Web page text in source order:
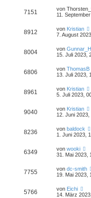
7151 von
11.
8912 von Kristian
7. August
8004 von
15. Juli 2023,
6806 von ThomasB
13. Juli 2023,
8961 von Kristian
5. Juli 2023,
9040 von Kristian
12. Juni 2023,
8236 von baldock
1. Juni 2023,
6349 von wooki
31. Mai 2023,
7755 von dc-smith
19. Mai 2023,
5766 von Eichi
14. März